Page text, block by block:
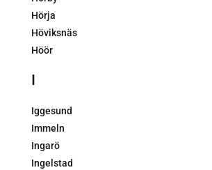
Hörja
Höviksnäs
Höör
I
Iggesund
Immeln
Ingarö
Ingelstad